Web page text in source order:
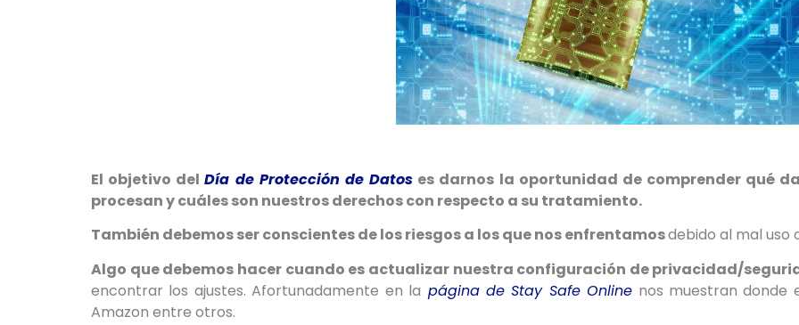
El objetivo delDía de Protección de Datos es darnos la oportunidad de comprender qué
procesan y cuáles son nuestros derechos con respecto a su tratamiento.
También debemos ser conscientes de los riesgos a los que nos enfrentamosdebido al mal uso
Algo que debemos hacer cuando es actualizar nuestra configuración de privacidad/
encontrar los ajustes. Afortunadamente en la página de Stay Safe Online nos muestran donde
Amazon entre otros.